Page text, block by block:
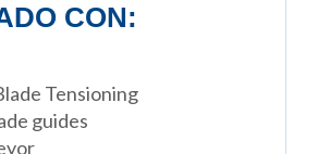
CON:
Tensioning
guides